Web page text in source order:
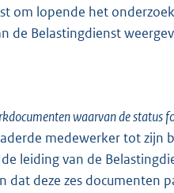
om lopende het
de Belastingdienst
waarvan de status
medewerker tot zijn
leiding van de
dat deze zes documenten